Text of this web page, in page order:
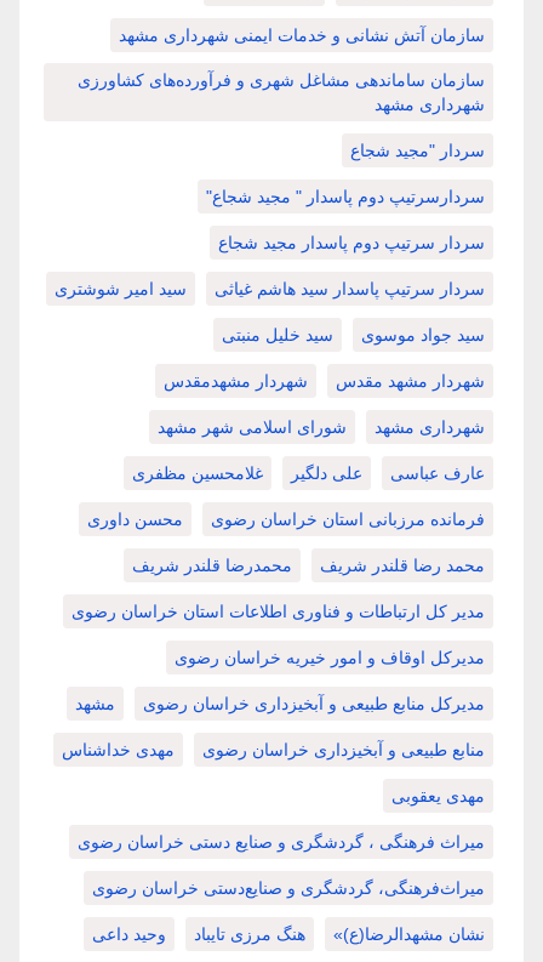
سازمان آتش نشانی و خدمات ایمنی شهرداری مشهد
سازمان ساماندهی مشاغل شهری و فرآورده‌های کشاورزی
شهرداری مشهد
سردار "مجید شجاع
سردارسرتیپ دوم پاسدار " مجید شجاع"
سردار سرتیپ دوم پاسدار مجید شجاع
سردار سرتیپ پاسدار سید هاشم غیاثی سید امیر شوشتری
سید جواد موسوی سید خلیل منبتی
شهردار مشهد مقدس شهردار مشهدمقدس
شهرداری مشهد شورای اسلامی شهر مشهد
عارف عباسی علی دلگیر غلامحسین مظفری
فرمانده مرزبانی استان خراسان رضوی محسن داوری
محمد رضا قلندر شریف محمدرضا قلندر شریف
مدیر کل ارتباطات و فناوری اطلاعات استان خراسان رضوی
مدیرکل اوقاف و امور خیریه خراسان رضوی
مدیرکل منابع طبیعی و آبخیزداری خراسان رضوی مشهد
منابع طبیعی و آبخیزداری خراسان رضوی مهدی خداشناس
مهدی یعقوبی
میراث فرهنگی ، گردشگری و صنایع دستی خراسان رضوی
میراث‌فرهنگی، گردشگری و صنایع‌دستی خراسان رضوی
نشان مشهدالرضا(ع)» هنگ مرزی تایباد وحید داعی